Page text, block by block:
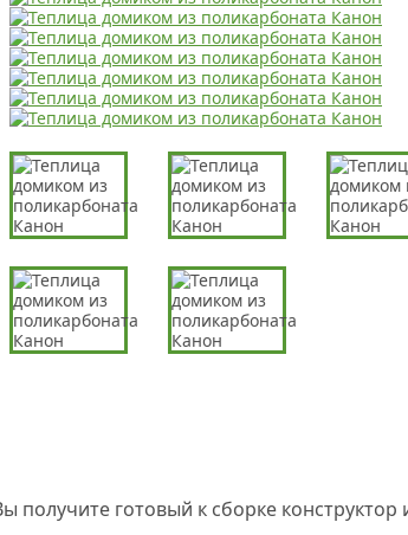
получите готовый к сборке